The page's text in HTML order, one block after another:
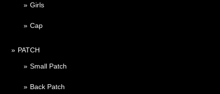
Girls
Cap
PATCH
Small Patch
Back Patch